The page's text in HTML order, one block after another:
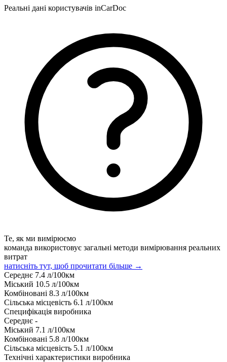
Реальні дані користувачів inCarDoc
Те, як ми вимірюємо
команда використовує загальні методи вимірювання реальних
витрат
натисніть тут, щоб прочитати більше →
Середнє 7.4 л/100км
Міський 10.5 л/100км
Комбіновані 8.3 л/100км
Сільська місцевість 6.1 л/100км
Специфікація виробника
Середнє -
Міський 7.1 л/100км
Комбіновані 5.8 л/100км
Сільська місцевість 5.1 л/100км
Технічні характеристики виробника